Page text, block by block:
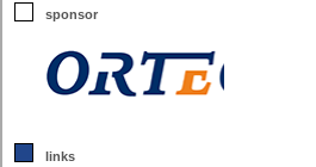
sponsor
links